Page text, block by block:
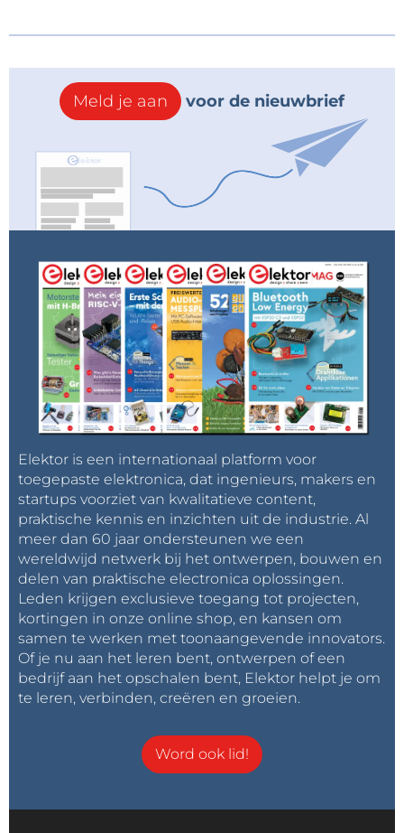
Meld je aan voor de nieuwbrief
Elektor is een internationaal platform voor
toegepaste elektronica, dat ingenieurs, makers en
startups voorziet van kwalitatieve content,
praktische kennis en inzichten uit de industrie. Al
meer dan 60 jaar ondersteunen we een
wereldwijd netwerk bij het ontwerpen, bouwen en
delen van praktische electronica oplossingen.
Leden krijgen exclusieve toegang tot projecten,
kortingen in onze online shop, en kansen om
samen te werken met toonaangevende innovators.
Of je nu aan het leren bent, ontwerpen of een
bedrijf aan het opschalen bent, Elektor helpt je om
te leren, verbinden, creëren en groeien.
Word ook lid!